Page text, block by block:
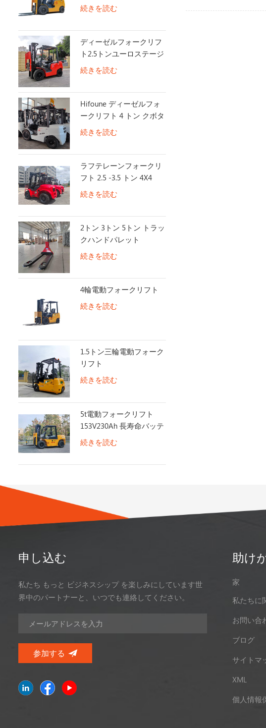
続きを読む
ディーゼルフォークリフ
ト2.5トンユーロステージ
5付き
続きを読む
Hifoune ディーゼルフォ
ークリフト 4 トン クボタ
エンジン搭載
続きを読む
ラフテレーンフォークリ
フト 2.5 -3.5 トン 4X4
2WD/4WD スイッチオフ
ロードフォークリフト
続きを読む
2トン 3トン 5トン トラッ
クハンドパレット
続きを読む
4輪電動フォークリフト
続きを読む
1.5トン三輪電動フォーク
リフト
続きを読む
5t電動フォークリフト
153V230Ah 長寿命バッテ
リー
続きを読む
申し込む
私たち もっと ビジネスシップ を楽しみにしています世
界中のパートナーと、いつでも連絡してください。
助け
家
私たちに
お問い合
ブログ
サイトマ
XML
個人情報